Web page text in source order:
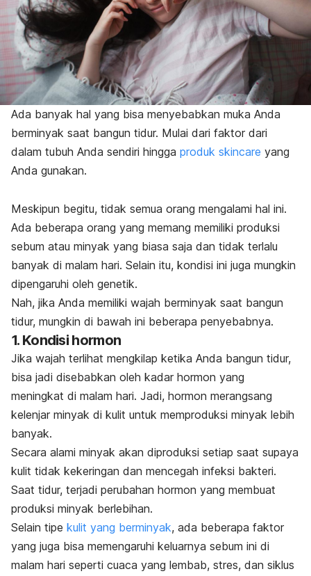
Ada banyak hal yang bisa menyebabkan muka Anda
berminyak saat bangun tidur. Mulai dari faktor dari
dalam tubuh Anda sendiri hingga produk skincare yang
Anda gunakan.
Meskipun begitu, tidak semua orang mengalami hal ini.
Ada beberapa orang yang memang memiliki produksi
sebum atau minyak yang biasa saja dan tidak terlalu
banyak di malam hari. Selain itu, kondisi ini juga mungkin
dipengaruhi oleh genetik.
Nah, jika Anda memiliki wajah berminyak saat bangun
tidur, mungkin di bawah ini beberapa penyebabnya.
1. Kondisi hormon
Jika wajah terlihat mengkilap ketika Anda bangun tidur,
bisa jadi disebabkan oleh kadar hormon yang
meningkat di malam hari. Jadi, hormon merangsang
kelenjar minyak di kulit untuk memproduksi minyak lebih
banyak.
Secara alami minyak akan diproduksi setiap saat supaya
kulit tidak kekeringan dan mencegah infeksi bakteri.
Saat tidur, terjadi perubahan hormon yang membuat
produksi minyak berlebihan.
Selain tipe kulit yang berminyak, ada beberapa faktor
yang juga bisa memengaruhi keluarnya sebum ini di
malam hari seperti cuaca yang lembab, stres, dan siklus